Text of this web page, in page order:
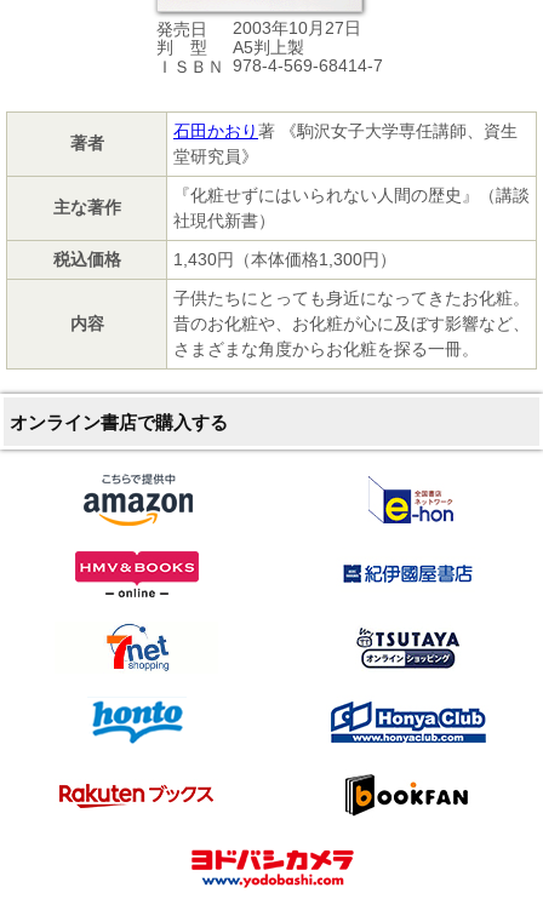
発売日
2003年10月27日
判 型
A5判上製
ＩＳＢＮ
978-4-569-68414-7
著者
石田かおり著 《駒沢女子大学専任講師、資生
堂研究員》
主な著作
『化粧せずにはいられない人間の歴史』（講談
社現代新書）
税込価格
1,430円（本体価格1,300円）
内容
子供たちにとっても身近になってきたお化粧。
昔のお化粧や、お化粧が心に及ぼす影響など、
さまざまな角度からお化粧を探る一冊。
オンライン書店で購入する